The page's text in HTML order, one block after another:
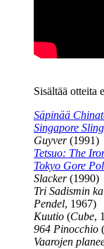
Sisältää otteita
Säpinää
Singapore Sling
Guyver(1991)
Tetsuo: The
Tokyo Gore
Slacker(1990)
Tri Sadismin
Pendel, 1967)
Kuutio (Cube,
964 Pinocchio
Vaarojen